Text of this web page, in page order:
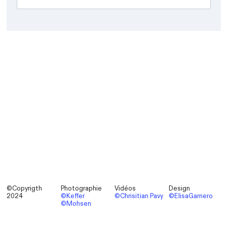
©Copyrigth
2024
Photographie
©Keffer
©Mohsen
Vidéos
©Chrisitian Pavy
Design
©ElisaGarnero